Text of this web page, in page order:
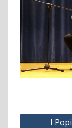
Nawigacja
I